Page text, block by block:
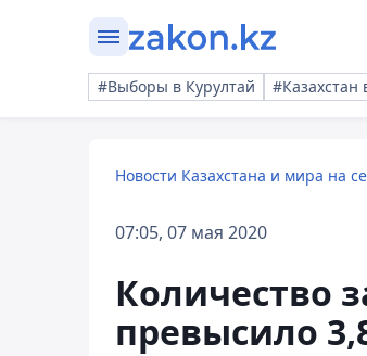
#Выборы в Курултай #Казахстан
Новости Казахстана и мира на
07:05, 07 мая 2020
Количество
превысило